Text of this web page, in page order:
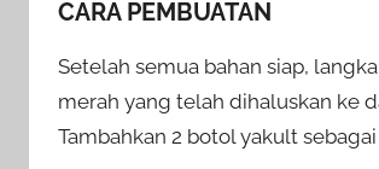
CARA PEMBUATAN
Setelah semua bahan siap,
merah yang telah dihaluskan ke
Tambahkan 2 botol yakult